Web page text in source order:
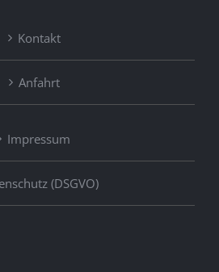
Kontakt
Anfahrt
Impressum
(DSGVO)